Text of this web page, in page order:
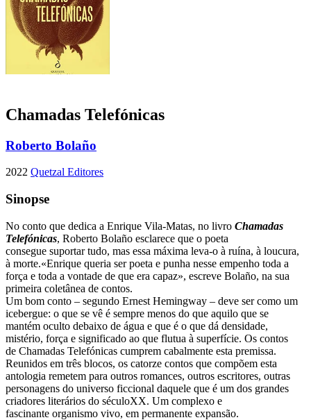
Chamadas Telefónicas
Roberto Bolaño
2022 Quetzal Editores
Sinopse
No conto que dedica a Enrique Vila-Matas, no livro Chamadas
Telefónicas, Roberto Bolaño esclarece que o poeta
consegue suportar tudo, mas essa máxima leva-o à ruína, à loucura,
à morte.«Enrique queria ser poeta e punha nesse empenho toda a
força e toda a vontade de que era capaz», escreve Bolaño, na sua
primeira coletânea de contos.
Um bom conto – segundo Ernest Hemingway – deve ser como um
icebergue: o que se vê é sempre menos do que aquilo que se
mantém oculto debaixo de água e que é o que dá densidade,
mistério, força e significado ao que flutua à superfície. Os contos
de Chamadas Telefónicas cumprem cabalmente esta premissa.
Reunidos em três blocos, os catorze contos que compõem esta
antologia remetem para outros romances, outros escritores, outras
personagens do universo ficcional daquele que é um dos grandes
criadores literários do séculoXX. Um complexo e
fascinante organismo vivo, em permanente expansão.